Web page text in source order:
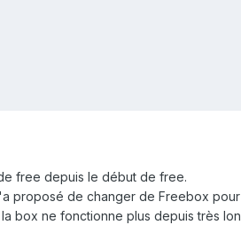
free depuis le début de free.
proposé de changer de Freebox pour
box ne fonctionne plus depuis très